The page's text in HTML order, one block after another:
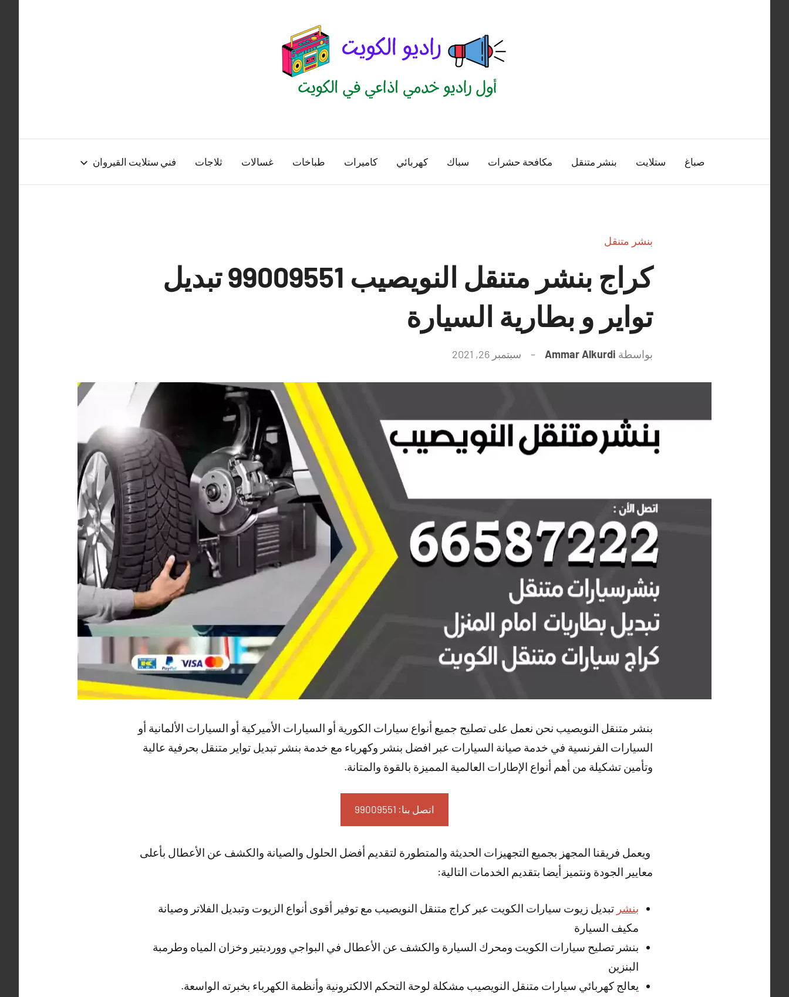
الكويت
منصة
اذاعية
صباغ ستلايت بنشر متنقل مكافحة حشرات سباك كهربائي كاميرات طباخات غسالات ثلاجات فني ستلايت القيروان
بنشر متنقل
كراج بنشر متنقل النويصيب 99009551‬ تبديل
تواير و بطارية السيارة
بواسطة Ammar Alkurdi سبتمبر 26, 2021
بنشر متنقل النويصيب نحن نعمل على تصليح جميع أنواع سيارات الكورية أو السيارات الأميركية أو السيارات الألمانية أو
السيارات الفرنسية في خدمة صيانة السيارات عبر افضل بنشر وكهرباء مع خدمة بنشر تبديل تواير متنقل بحرفية عالية
وتأمين تشكيلة من أهم أنواع الإطارات العالمية المميزة بالقوة والمتانة.
اتصل بنا: 99009551‬
ويعمل فريقنا المجهز بجميع التجهيزات الحديثة والمتطورة لتقديم أفضل الحلول والصيانة والكشف عن الأعطال بأعلى
معايير الجودة ونتميز أيضا بتقديم الخدمات التالية:
بنشر تبديل زيوت سيارات الكويت عبر كراج متنقل النويصيب مع توفير أقوى أنواع الزيوت وتبديل الفلاتر وصيانة
مكيف السيارة
بنشر تصليح سيارات الكويت ومحرك السيارة والكشف عن الأعطال في البواجي وورديتير وخزان المياه وطرمبة
البنزين
يعالج كهربائي سيارات متنقل النويصيب مشكلة لوحة التحكم الالكترونية وأنظمة الكهرباء بخبرته الواسعة.